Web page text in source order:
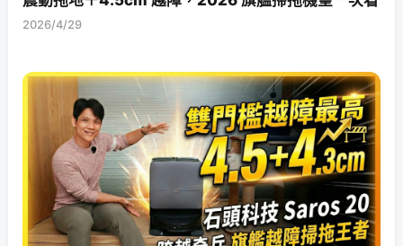
2026/4/29